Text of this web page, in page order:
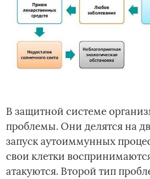
В защитной системе
проблемы. Они делятся на
запуск аутоиммунных
свои клетки
атакуются. Второй тип